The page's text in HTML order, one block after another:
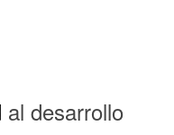
al desarrollo